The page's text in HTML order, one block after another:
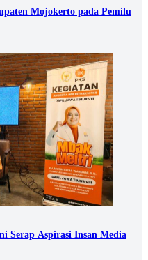
Mojokerto pada Pemilu
Serap Aspirasi Insan Media